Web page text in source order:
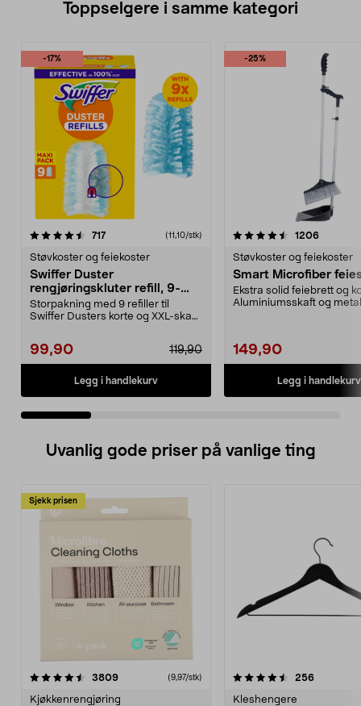
Toppselgere i samme kategori
-17%
717anmeldelser (11,10/stk)
Støvkoster og feiekoster
Swiffer Duster
rengjøringskluter refill, 9-
pakning
Storpakning med 9 refiller til
Swiffer Dusters korte og XXL-skaft
99,90 119,90
Legg i handlekurv
-25%
4.5 av 5 stjerner 1206
Støvkoster og feiekoster
Smart Microfiber
Ekstra solid feiebrett og
Aluminiumsskaft og
149,90
Legg i handlekurv
4.5 av 5 stjerner
Uvanlig gode priser på vanlige ting
Sjekk prisen
3809anmeldelser(9,97/stk)
Kjøkkenrengjøring
4.5av 5 stjerner 256
Kleshengere
4.5av 5 stjerner